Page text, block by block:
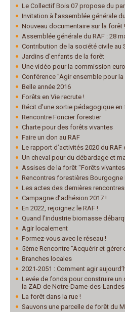
Le Collectif Bois 07 propose du
Invitation à l’assemblée générale
Nouveau documentaire sur la forêt !
Assemblée générale du RAF : 28
Contribution de la société civile au
Jardins d’enfants de la forêt
Une vidéo pour la commission
Conférence "Agir ensemble pour
Belle année 2016
Forêts en Vie recrute !
Récit d’une sortie pédagogique en
Rencontre Foncier forestier
Charte pour des forêts vivantes
Faire un don au RAF
Le rapport d’activités 2020 du RAF
Un cheval pour du débardage et
Assises de la forêt "Forêts
Rencontres forestières Bourgogne
Les actes des dernières
Campagne d’adhésion 2017 !
En 2022, rejoignez le RAF !
Quand l’industrie biomasse
Agir localement
Formez-vous avec le réseau !
5ème Rencontre "Acquérir et
Branches locales
2021-2051 : Comment agir
Levée de fonds pour construire un
la ZAD de Notre-Dame-des-
La forêt dans la rue !
Sauvons une parcelle de forêt du